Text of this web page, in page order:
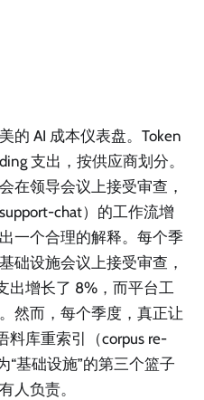
的 AI 成本仪表盘。Token
支出，按供应商划分。
在领导会议上接受审查，
chat）的工作流增
一个合理的解释。每个季
础设施会议上接受审查，
出增长了 8%，而平台工
然而，每个季度，真正让
料库重索引（corpus re-
基础设施”的第三个篮子
人负责。